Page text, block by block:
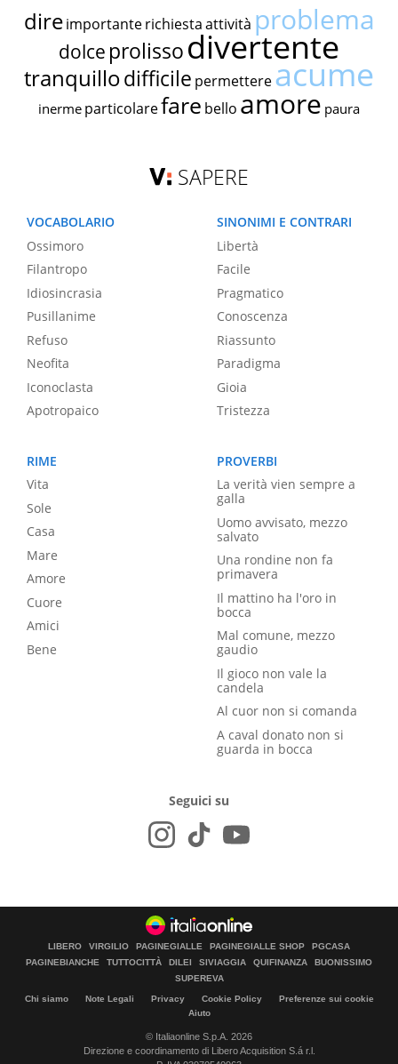
dire importante richiestaattività problema
dolce prolissodivertente
tranquillodifficile permettereacume
inerme particolarefare bello amore paura
SAPERE
VOCABOLARIO
Ossimoro
Filantropo
Idiosincrasia
Pusillanime
Refuso
Neofita
Iconoclasta
Apotropaico
SINONIMI E CONTRARI
Libertà
Facile
Pragmatico
Conoscenza
Riassunto
Paradigma
Gioia
Tristezza
RIME
Vita
Sole
Casa
Mare
Amore
Cuore
Amici
Bene
PROVERBI
La verità vien sempre a
galla
Uomo avvisato, mezzo
salvato
Una rondine non fa
primavera
Il mattino ha l'oro in
bocca
Mal comune, mezzo
gaudio
Il gioco non vale la
candela
Al cuor non si comanda
A caval donato non si
guarda in bocca
Seguici su
LIBERO VIRGILIO PAGINEGIALLE PAGINEGIALLE SHOP
PGCASA
PAGINEBIANCHE
TUTTOCITTÀ DILEI SIVIAGGIA QUIFINANZA
BUONISSIMO
SUPEREVA
Chi siamo Note Legali Privacy Cookie Policy
Preferenze sui cookie
Aiuto
© Italiaonline S.p.A. 2026
Direzione e coordinamento di Libero Acquisition S.á r.l.